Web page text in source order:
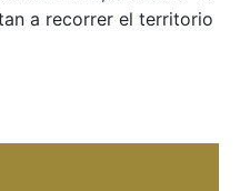
a recorrer el territorio